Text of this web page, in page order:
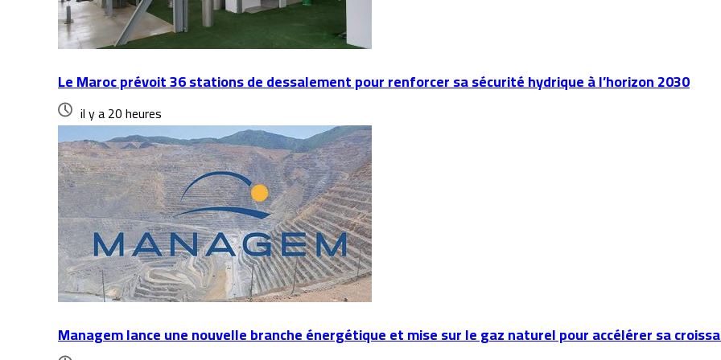
Le Maroc prévoit 36 stations de dessalement pour renforcer sa sécurité hydrique à l’horizon 2030
il y a 20 heures
Managem lance une nouvelle branche énergétique et mise sur le gaz naturel pour accélérer sa